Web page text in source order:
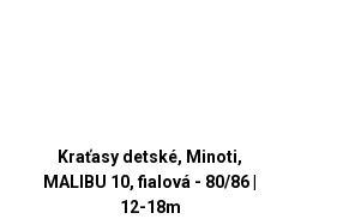
Kraťasy detské, Minoti,
MALIBU 10, fialová - 80/86 |
12-18m